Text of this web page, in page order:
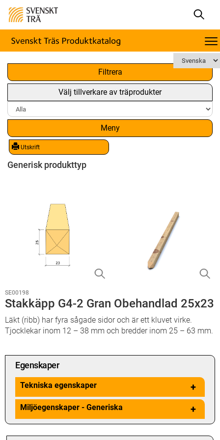
Filtrera
Välj tillverkare av träprodukter
Meny
Utskrift
x
Generisk produkttyp
SE00198
Stakkäpp G4-2 Gran Obehandlad 25x23
Läkt (ribb) har fyra sågade sidor och är ett kluvet virke.
Tjocklekar inom 12 – 38 mm och bredder inom 25 – 63 mm.
Egenskaper
Tekniska egenskaper +
Miljöegenskaper - Generiska +